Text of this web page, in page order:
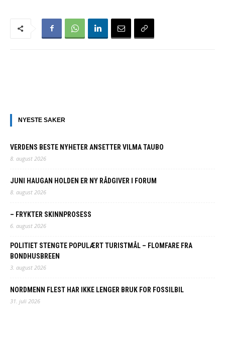
NYESTE SAKER
VERDENS BESTE NYHETER ANSETTER VILMA TAUBO
8. august 2026
JUNI HAUGAN HOLDEN ER NY RÅDGIVER I FORUM
8. august 2026
– FRYKTER SKINNPROSESS
6. august 2026
POLITIET STENGTE POPULÆRT TURISTMÅL – FLOMFARE FRA
BONDHUSBREEN
3. august 2026
NORDMENN FLEST HAR IKKE LENGER BRUK FOR FOSSILBIL
31. juli 2026